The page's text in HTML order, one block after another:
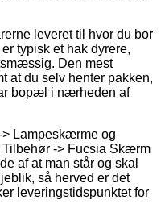
leveret til hvor du bor
typisk et hak dyrere,
Den mest
at du selv henter pakken,
bopæl i nærheden af
> Lampeskærme og
-> Fucsia Skærm
af at man står og skal
så herved er det
leveringstidspunktet for